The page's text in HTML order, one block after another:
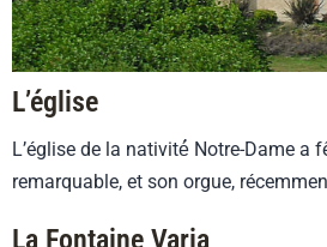
L’église
L’église de la nativité́ Notre-Dame a
remarquable, et son orgue,
La Fontaine Varia